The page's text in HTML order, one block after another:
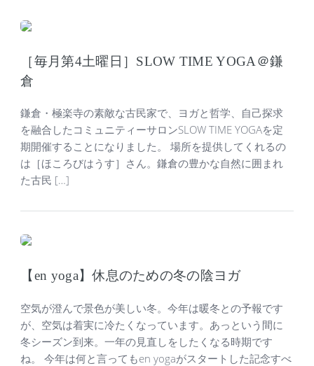
［毎月第4土曜日］SLOW TIME YOGA＠鎌
倉
鎌倉・極楽寺の素敵な古民家で、ヨガと哲学、自己探求
を融合したコミュニティーサロンSLOW TIME YOGAを定
期開催することになりました。 場所を提供してくれるの
は［ほころびはうす］さん。鎌倉の豊かな自然に囲まれ
た古民 […]
【en yoga】休息のための冬の陰ヨガ
空気が澄んで景色が美しい冬。今年は暖冬との予報です
が、空気は着実に冷たくなっています。あっという間に
冬シーズン到来。一年の見直しをしたくなる時期です
ね。 今年は何と言ってもen yogaがスタートした記念すべ